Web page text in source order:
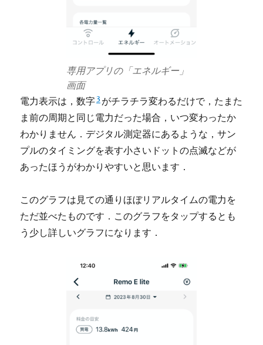
専用アプリの「エネルギー」
画面
電力表示は，数字 3 がチラチラ変わるだけで，たまた
ま前の周期と同じ電力だった場合，いつ変わったか
わかりません．デジタル測定器にあるような，サン
プルのタイミングを表す小さいドットの点滅などが
あったほうがわかりやすいと思います．
このグラフは見ての通りほぼリアルタイムの電力を
ただ並べたものです．このグラフをタップするとも
う少し詳しいグラフになります．